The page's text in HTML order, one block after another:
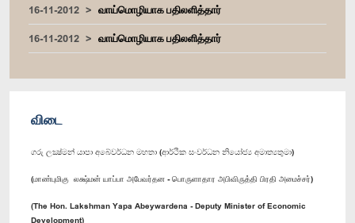
16-11-2012
வாய்மொழியாக பதிலளித்தார்
16-11-2012
வாய்மொழியாக பதிலளித்தார்
விடை
ගරු ලක්‍ෂ්මන් යාපා අබේවර්ධන මහතා (ආර්ථික සංවර්ධන නියෝජ්‍ය අමාත්‍යතුමා)
(மாண்புமிகு லக்ஷ்மன் யாப்பா அபேவர்தன - பொருளாதார அபிவிருத்தி பிரதி அமைச்சர்)
(The Hon. Lakshman Yapa Abeywardena - Deputy Minister of Economic
Development)